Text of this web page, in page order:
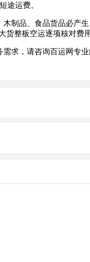
途运费。
品、食品货品必产
货整板空运逐项核对费用
，请咨询百运网专